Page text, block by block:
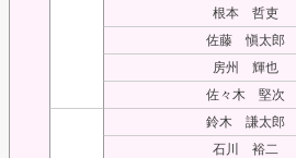
根本 哲吏
佐藤 愼太郎
房州 輝也
佐々木 堅次
鈴木 謙太郎
石川 裕二